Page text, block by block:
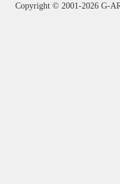
Copyright © 2001-2026 G-